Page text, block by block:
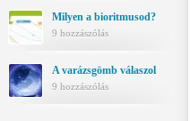
Milyen a bioritmusod?
9 hozzászólás
A varázsgömb válaszol
9 hozzászólás